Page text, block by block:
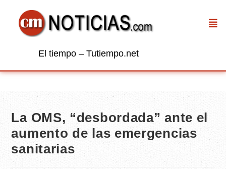
El tiempo – Tutiempo.net
La OMS, “desbordada” ante el
aumento de las emergencias
sanitarias